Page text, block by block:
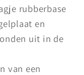
rubberbase
en
uit in de
van een